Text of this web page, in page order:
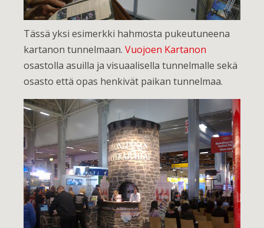
Tässä yksi esimerkki hahmosta pukeutuneena
kartanon tunnelmaan. Vuojoen Kartanon
osastolla asuilla ja visuaalisella tunnelmalle sekä
osasto että opas henkivät paikan tunnelmaa.